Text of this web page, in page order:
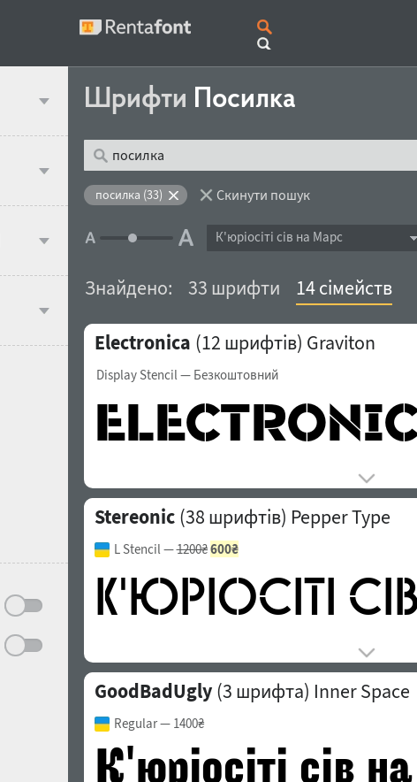
Шрифти Посилка
посилка (33) Скинути пошук
К'юрiосiтi сів на Марс
Знайдено: 33 шрифти 14 сімейств
Electronica (12 шрифтів) Graviton
Display Stencil— Безкоштовний
Stereonic (38 шрифтів) Pepper Type
L Stencil—1200₴600₴
GoodBadUgly (3 шрифта) Inner Space
Regular— 1400₴